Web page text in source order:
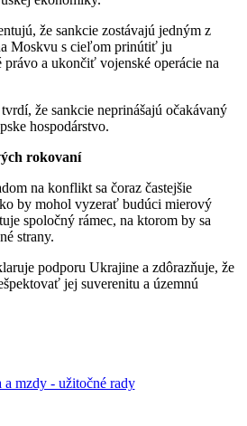
že sankcie zostávajú jedným z
Moskvu s cieľom prinútiť ju
a ukončiť vojenské operácie na
že sankcie neprinášajú očakávaný
hospodárstvo.
rokovaní
na konflikt sa čoraz častejšie
by mohol vyzerať budúci mierový
spoločný rámec, na ktorom by sa
strany.
podporu Ukrajine a zdôrazňuje, že
jej suverenitu a územnú